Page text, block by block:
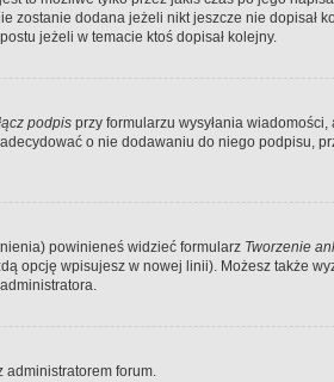
dodana jeżeli nikt jeszcze nie dopisał
jeżeli w temacie ktoś dopisał kolejny.
podpis przy formularzu wysyłania
o nie dodawaniu do niego podpisu,
powinieneś widzieć formularz Tworzenie
opcję wpisujesz w nowej linii). Możesz także
administratorem forum.